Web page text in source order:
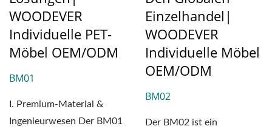
WOODEVER
Individuelle PET-
Möbel OEM/ODM
BM01
I. Premium-Material &
Ingenieurwesen Der BM01
Einzelhandel|
WOODEVER
Individuelle Möbel
OEM/ODM
BM02
Der BM02 ist ein